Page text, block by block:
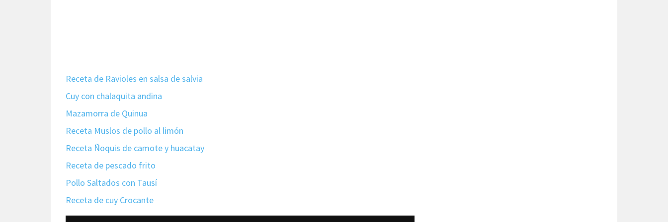
Receta de Ravioles en salsa de salvia
Cuy con chalaquita andina
Mazamorra de Quinua
Receta Muslos de pollo al limón
Receta Ñoquis de camote y huacatay
Receta de pescado frito
Pollo Saltados con Tausí
Receta de cuy Crocante